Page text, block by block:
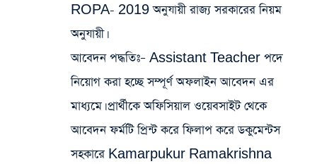
ROPA- 2019 অনুযায়ী রাজ্য সরকারের নিয়ম
অনুযায়ী।
আবেদন পদ্ধতিঃ– Assistant Teacher পদে
নিয়োগ করা হচ্ছে সম্পূর্ণ অফলাইন আবেদন এর
মাধ্যমে। প্রার্থীকে অফিসিয়াল ওয়েবসাইট থেকে
আবেদন ফর্মটি প্রিন্ট করে ফিলাপ করে ডকুমেন্টস
সহকারে Kamarpukur Ramakrishna